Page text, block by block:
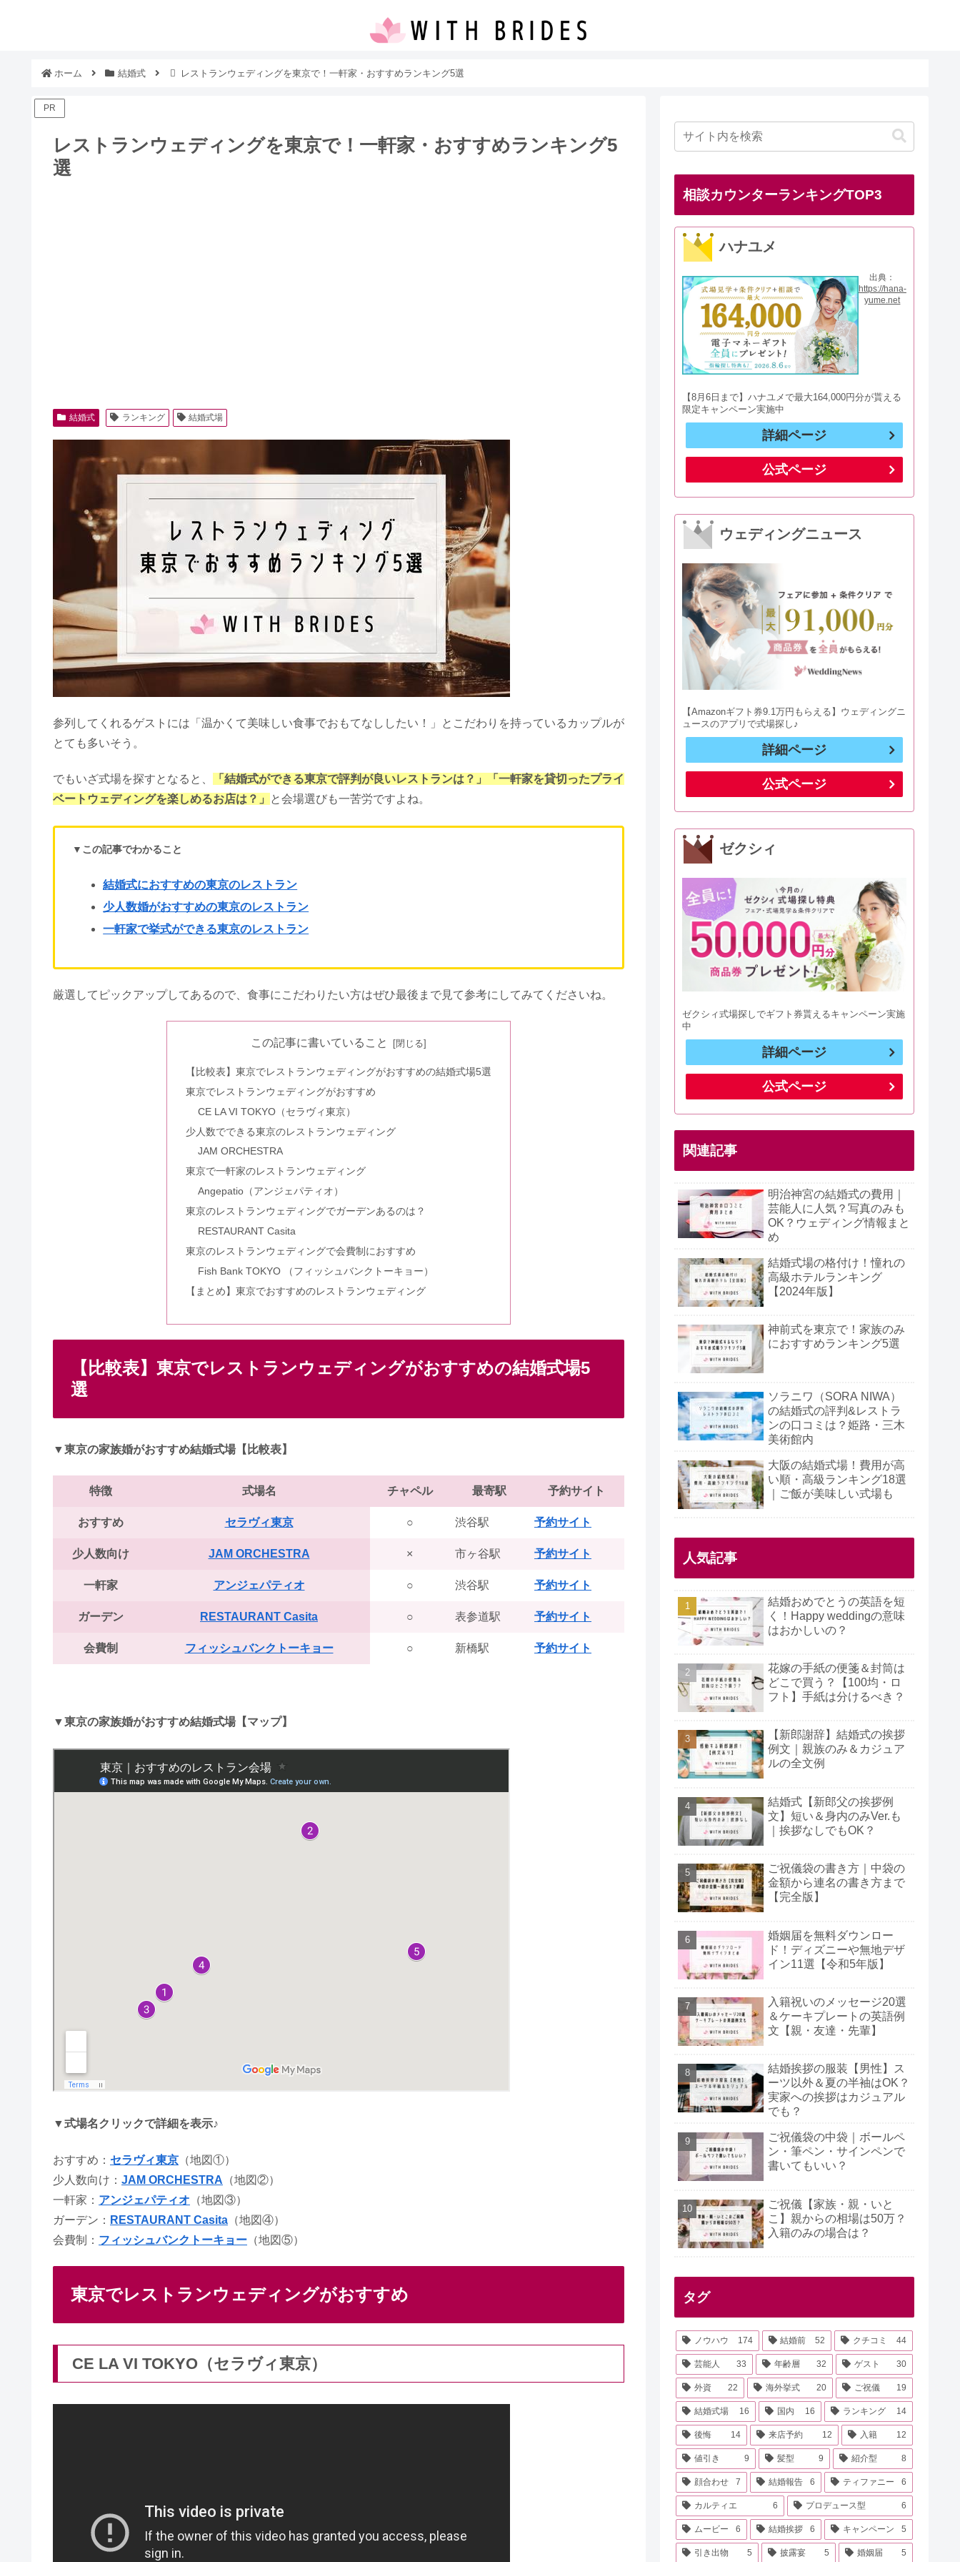
ホーム 結婚式 レストランウェディングを東京で！一軒家・おすすめランキング5選
PR
レストランウェディングを東京で！一軒家・おすすめランキング5
選
結婚式 ランキング 結婚式場
参列してくれるゲストには「温かくて美味しい食事でおもてなししたい！」とこだわりを持っているカップルが
とても多いそう。
でもいざ式場を探すとなると、
「結婚式ができる東京で評判が良いレストランは？」「一軒家を貸切ったプライ
ベートウェディングを楽しめるお店は？」
と会場選びも一苦労ですよね。
▼この記事でわかること
結婚式におすすめの東京のレストラン
少人数婚がおすすめの東京のレストラン
一軒家で挙式ができる東京のレストラン
厳選してピックアップしてあるので、食事にこだわりたい方はぜひ最後まで見て参考にしてみてくださいね。
この記事に書いていること
【比較表】東京でレストランウェディングがおすすめの結婚式場5選
東京でレストランウェディングがおすすめ
CE LA VI TOKYO（セラヴィ東京）
少人数でできる東京のレストランウェディング
JAM ORCHESTRA
東京で一軒家のレストランウェディング
Angepatio（アンジェパティオ）
東京のレストランウェディングでガーデンあるのは？
RESTAURANT Casita
東京のレストランウェディングで会費制におすすめ
Fish Bank TOKYO （フィッシュバンクトーキョー）
【まとめ】東京でおすすめのレストランウェディング
【比較表】東京でレストランウェディングがおすすめの結婚式場5
選
▼東京の家族婚がおすすめ結婚式場【比較表】
特徴 式場名 チャペル 最寄駅 予約サイト
おすすめ セラヴィ東京 ○ 渋谷駅 予約サイト
少人数向け JAM ORCHESTRA × 市ヶ谷駅 予約サイト
一軒家 アンジェパティオ ○ 渋谷駅 予約サイト
ガーデン RESTAURANT Casita ○ 表参道駅 予約サイト
会費制 フィッシュバンクトーキョー ○ 新橋駅 予約サイト
▼東京の家族婚がおすすめ結婚式場【マップ】
▼式場名クリックで詳細を表示♪
おすすめ： セラヴィ東京 （地図①）
少人数向け： JAM ORCHESTRA （地図②）
一軒家： アンジェパティオ （地図③）
ガーデン： RESTAURANT Casita （地図④）
会費制： フィッシュバンクトーキョー （地図⑤）
東京でレストランウェディングがおすすめ
CE LA VI TOKYO（セラヴィ東京）
相談カウンターランキングTOP3
ハナユメ
出典：
https://hana-
yume.net
【8月6日まで】ハナユメで最大164,000円分が貰える
限定キャンペーン実施中
詳細ページ
公式ページ
ウェディングニュース
【Amazonギフト券9.1万円もらえる】ウェディングニ
ュースのアプリで式場探し♪
詳細ページ
公式ページ
ゼクシィ
ゼクシィ式場探しでギフト券貰えるキャンペーン実施
中
詳細ページ
公式ページ
関連記事
明治神宮の結婚式の費用｜
芸能人に人気？写真のみも
OK？ウェディング情報まと
め
結婚式場の格付け！憧れの
高級ホテルランキング
【2024年版】
神前式を東京で！家族のみ
におすすめランキング5選
ソラニワ（SORA NIWA）
の結婚式の評判&レストラ
ンの口コミは？姫路・三木
美術館内
大阪の結婚式場！費用が高
い順・高級ランキング18選
｜ご飯が美味しい式場も
人気記事
結婚おめでとうの英語を短
く！Happy weddingの意味
はおかしいの？
花嫁の手紙の便箋＆封筒は
どこで買う？【100均・ロ
フト】手紙は分けるべき？
【新郎謝辞】結婚式の挨拶
例文｜親族のみ＆カジュア
ルの全文例
結婚式【新郎父の挨拶例
文】短い＆身内のみVer.も
｜挨拶なしでもOK？
ご祝儀袋の書き方｜中袋の
金額から連名の書き方まで
【完全版】
婚姻届を無料ダウンロー
ド！ディズニーや無地デザ
イン11選【令和5年版】
入籍祝いのメッセージ20選
＆ケーキプレートの英語例
文【親・友達・先輩】
結婚挨拶の服装【男性】ス
ーツ以外＆夏の半袖はOK？
実家への挨拶はカジュアル
でも？
ご祝儀袋の中袋｜ボールペ
ン・筆ペン・サインペンで
書いてもいい？
ご祝儀【家族・親・いと
こ】親からの相場は50万？
入籍のみの場合は？
タグ
ノウハウ 174 結婚前 52 クチコミ 44
芸能人 33 年齢層 32 ゲスト 30
外資 22 海外挙式 20 ご祝儀 19
結婚式場 16 国内 16 ランキング 14
後悔 14 来店予約 12 入籍 12
値引き 9 髪型 9 紹介型 8
顔合わせ 7 結婚報告 6 ティファニー 6
カルティエ 6 プロデュース型 6
ムービー 6 結婚挨拶 6 キャンペーン 5
引き出物 5 披露宴 5 婚姻届 5